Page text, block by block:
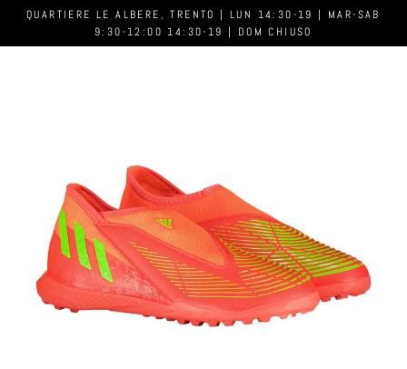
QUARTIERE LE ALBERE, TRENTO | LUN 14:30-19 | MAR-SAB
9:30-12:00 14:30-19 | DOM CHIUSO